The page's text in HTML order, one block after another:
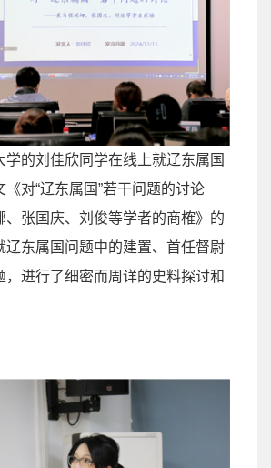
学的刘佳欣同学在线上就辽东属国
《对“辽东属国”若干问题的讨论
、张国庆、刘俊等学者的商榷》的
辽东属国问题中的建置、首任督尉
，进行了细密而周详的史料探讨和